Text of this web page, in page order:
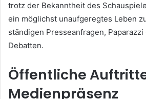
trotz der Bekanntheit des
ein möglichst unaufgeregtes Leben
ständigen Presseanfragen,
Debatten.
Öffentliche
Medienpräsenz